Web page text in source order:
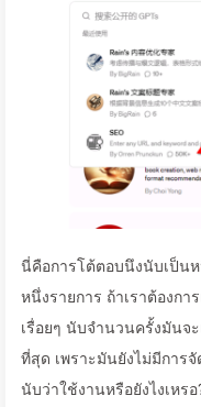
นี่คือการโต้ตอบนึงนับเป็น
หนึ่งรายการ ถ้าเราต้องก
เรื่อยๆ นับจำนวนครั้งมันจ
ที่สุด เพราะมันยังไม่มีการ
นับว่าใช้งานหรือยังไงเหรอ